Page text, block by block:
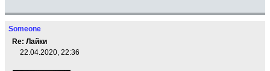
Someone
Re: Лайки
22.04.2020, 22:36